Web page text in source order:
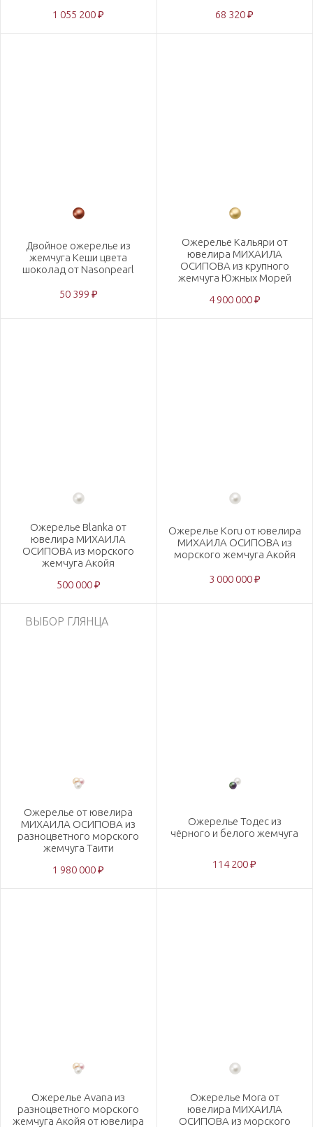
1 055 200 ₽ 68 320 ₽
Двойное ожерелье из
жемчуга Кеши цвета
шоколад от Nasonpearl
50 399 ₽
Ожерелье Кальяри от
ювелира МИХАИЛА
ОСИПОВА из крупного
жемчуга Южных Морей
4 900 000 ₽
Ожерелье Blanka от
ювелира МИХАИЛА
ОСИПОВА из морского
жемчуга Акойя
500 000 ₽
Ожерелье Koru от ювелира
МИХАИЛА ОСИПОВА из
морского жемчуга Акойя
3 000 000 ₽
ВЫБОР ГЛЯНЦА
Ожерелье от ювелира
МИХАИЛА ОСИПОВА из
разноцветного морского
жемчуга Таити
1 980 000 ₽
Ожерелье Тодес из
чёрного и белого жемчуга
114 200 ₽
Ожерелье Avana из
разноцветного морского
жемчуга Акойя от ювелира
Ожерелье Mora от
ювелира МИХАИЛА
ОСИПОВА из морского